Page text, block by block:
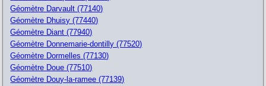
Géomètre Darvault (77140)
Géomètre Dhuisy (77440)
Géomètre Diant (77940)
Géomètre Donnemarie-dontilly (77520)
Géomètre Dormelles (77130)
Géomètre Doue (77510)
Géomètre Douy-la-ramee (77139)